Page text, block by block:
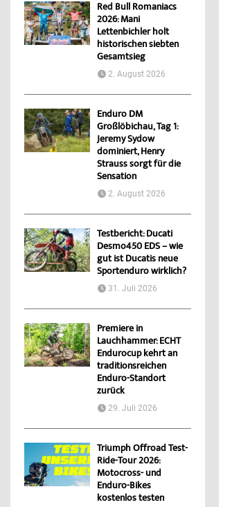
Red Bull Romaniacs
2026: Mani
Lettenbichler holt
historischen siebten
Gesamtsieg
2. August 2026
Enduro DM
Großlöbichau, Tag 1:
Jeremy Sydow
dominiert, Henry
Strauss sorgt für die
Sensation
2. August 2026
Testbericht: Ducati
Desmo450 EDS – wie
gut ist Ducatis neue
Sportenduro wirklich?
31. Juli 2026
Premiere in
Lauchhammer: ECHT
Endurocup kehrt an
traditionsreichen
Enduro-Standort
zurück
29. Juli 2026
Triumph Offroad Test-
Ride-Tour 2026:
Motocross- und
Enduro-Bikes
kostenlos testen